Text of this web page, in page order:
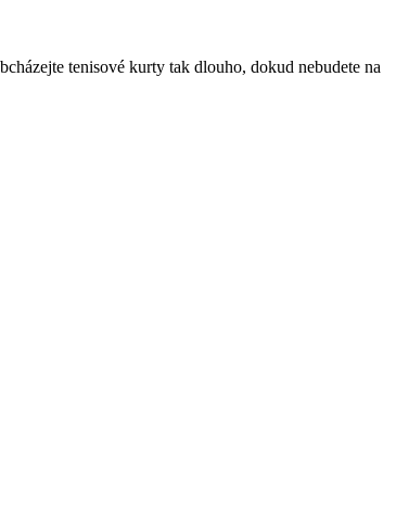
tenisové kurty tak dlouho, dokud nebudete na